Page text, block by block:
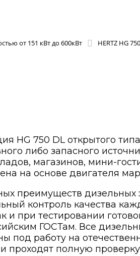
от 151 кВт до 600кВт HERTZ HG
HG 750 DL открытого
либо запасного
магазинов, мини-
на основе двигателя
преимуществ
контроль качества
и при тестировании
ГОСТам. Все
под работу на
проходят полную